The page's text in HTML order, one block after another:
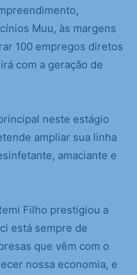
Muu, às margens
100 empregos diretos
com a geração de
neste estágio
ampliar sua linha
amaciante e
Filho prestigiou a
está sempre de
que vêm com o
nossa economia, e